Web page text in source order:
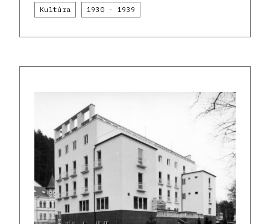
Kultúra 1930 - 1939